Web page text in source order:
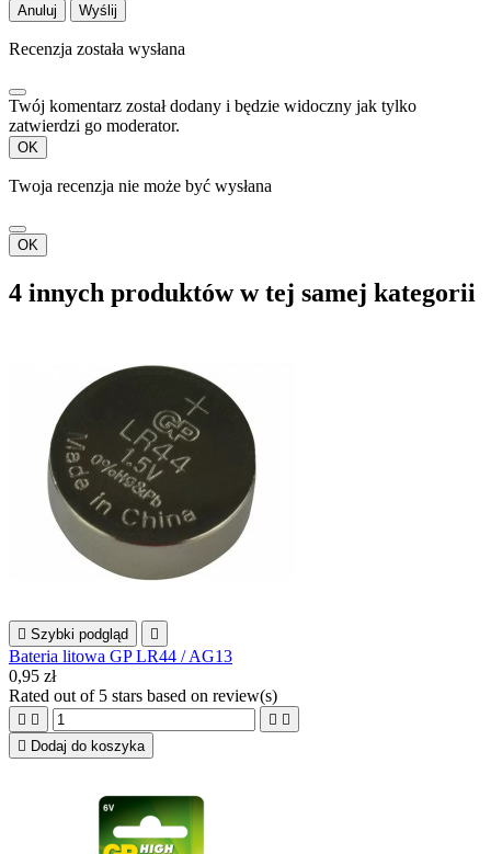
Anuluj Wyślij
Recenzja została wysłana
Twój komentarz został dodany i będzie widoczny jak tylko
zatwierdzi go moderator.
OK
Twoja recenzja nie może być wysłana
OK
4 innych produktów w tej samej kategorii
 Szybki podgląd 
Bateria litowa GP LR44 / AG13
0,95 zł
Rated out of 5 stars based on review(s)
   
 Dodaj do koszyka